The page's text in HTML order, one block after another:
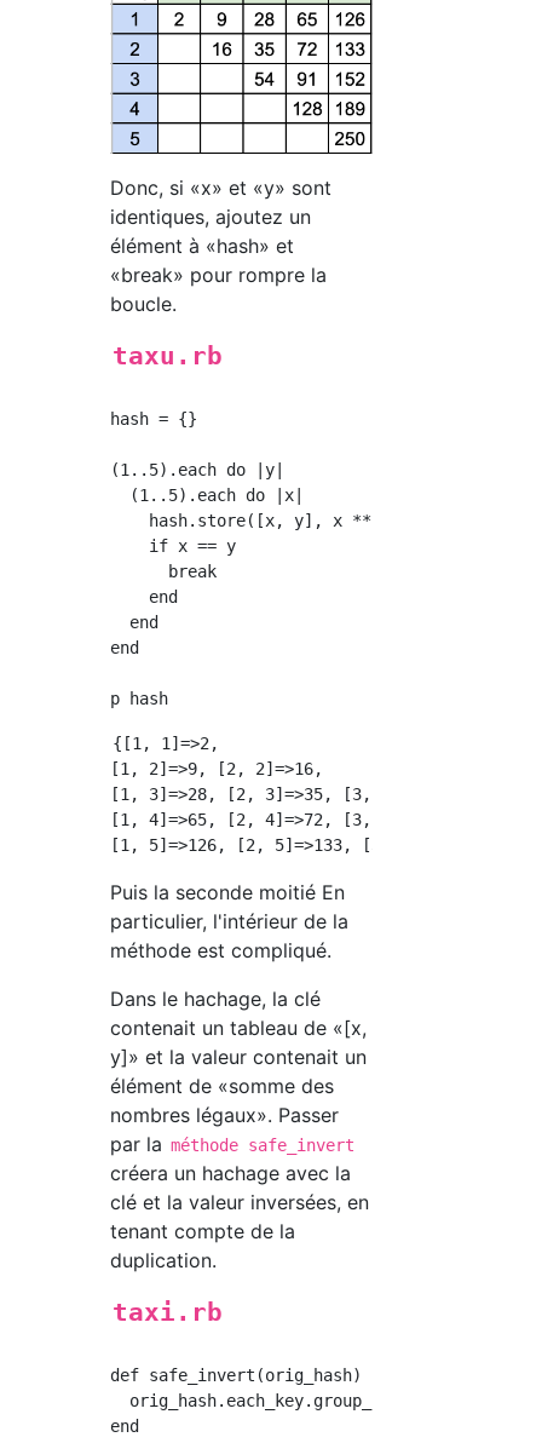
Donc, si «x» et «y» sont
identiques, ajoutez un
élément à «hash» et
«break» pour rompre la
boucle.
taxu.rb
hash = {}
(1..5).each do |y|
  (1..5).each do |x|
    hash.store([x, y], x ** 3 + y ** 3)
    if x == y
      break
    end
  end
end
{[1, 1]=>2,
[1, 2]=>9, [2, 2]=>16,
[1, 3]=>28, [2, 3]=>35, [3, 3]=>54,
[1, 4]=>65, [2, 4]=>72, [3, 4]=>91, [4,
Puis la seconde moitié En
particulier, l'intérieur de la
méthode est compliqué.
Dans le hachage, la clé
contenait un tableau de «[x,
y]» et la valeur contenait un
élément de «somme des
nombres légaux». Passer
par la méthode safe_invert
créera un hachage avec la
clé et la valeur inversées, en
tenant compte de la
duplication.
taxi.rb
def safe_invert(orig_hash)
orig_hash.each_key.group_by { |key|
end